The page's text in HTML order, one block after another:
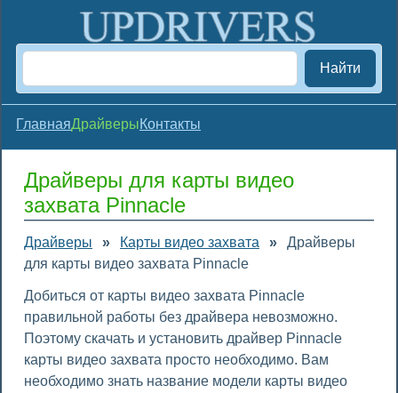
Найти
ГлавнаяДрайверыКонтакты
Драйверы для карты видео
захвата Pinnacle
Драйверы » Карты видео захвата »
Драйверы
для карты видео захвата Pinnacle
Добиться от карты видео захвата Pinnacle
правильной работы без драйвера невозможно.
Поэтому скачать и установить драйвер Pinnacle
карты видео захвата просто необходимо. Вам
необходимо знать название модели карты видео